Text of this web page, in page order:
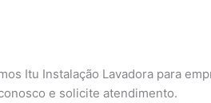
Itu Instalação Lavadora para
e solicite atendimento.